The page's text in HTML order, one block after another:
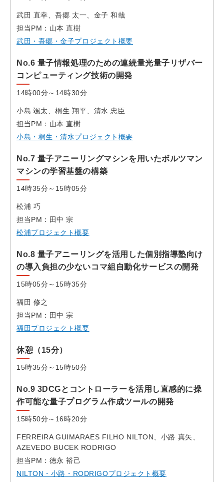
武田 直幸、吾郷 太一、金子 和哉
担当PM：山本 直樹
武田・吾郷・金子プロジェクト概要
No.6 量子情報処理のための連続量光量子リザバー
コンピューティング技術の開発
14時00分～14時30分
小島 颯太、桐生 翔平、清水 忠臣
担当PM：山本 直樹
小島・桐生・清水プロジェクト概要
No.7 量子アニーリングマシンを用いたボルツマン
マシンの学習基盤の構築
14時35分～15時05分
松浦 巧
担当PM：田中 宗
松浦プロジェクト概要
No.8 量子アニーリングを活用した個別指導塾向け
の導入負担の少ないコマ組自動化サービスの開発
15時05分～15時35分
福田 修之
担当PM：田中 宗
福田プロジェクト概要
休憩（15分）
15時35分～15時50分
No.9 3DCGとコントローラーを活⽤し直感的に操
作可能な量⼦プログラム作成ツールの開発
15時50分～16時20分
FERREIRA GUIMARAES FILHO NILTON、小路 真矢、
AZEVEDO BUCEK RODRIGO
担当PM：徳永 裕己
NILTON・小路・RODRIGOプロジェクト概要